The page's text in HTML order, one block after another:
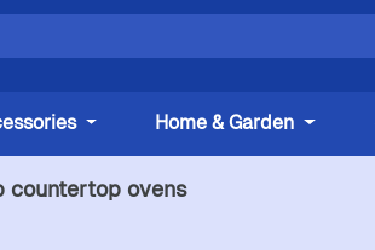
Home & Garden
countertop ovens